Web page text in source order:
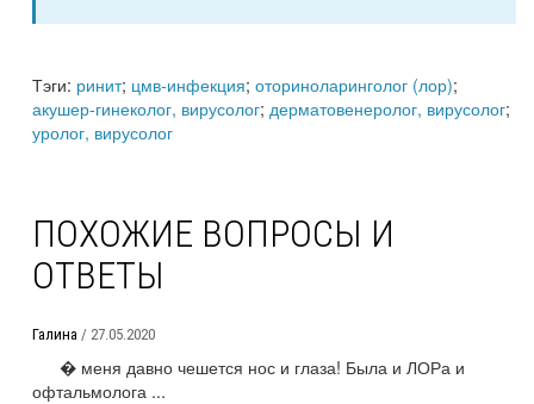
Тэги: ринит; цмв-инфекция; оториноларинголог (лор);
акушер-гинеколог, вирусолог; дерматовенеролог, вирусолог;
уролог, вирусолог
ПОХОЖИЕ ВОПРОСЫ И
ОТВЕТЫ
Галина / 27.05.2020
� меня давно чешется нос и глаза! Была и ЛОРа и
офтальмолога ...